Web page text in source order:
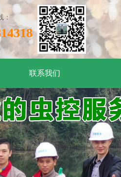
：
联系我们